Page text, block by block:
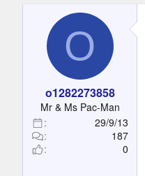
O
o1282273858
Mr & Ms Pac-Man
29/9/13
187
0